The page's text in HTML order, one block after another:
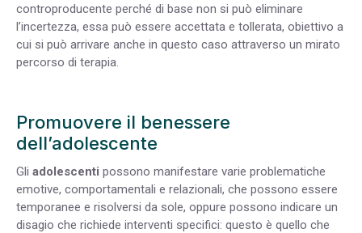
controproducente perché di base non si può eliminare
l’incertezza, essa può essere accettata e tollerata, obiettivo a
cui si può arrivare anche in questo caso attraverso un mirato
percorso di terapia.
Promuovere il benessere
dell’adolescente
Gli adolescenti possono manifestare varie problematiche
emotive, comportamentali e relazionali, che possono essere
temporanee e risolversi da sole, oppure possono indicare un
disagio che richiede interventi specifici: questo è quello che